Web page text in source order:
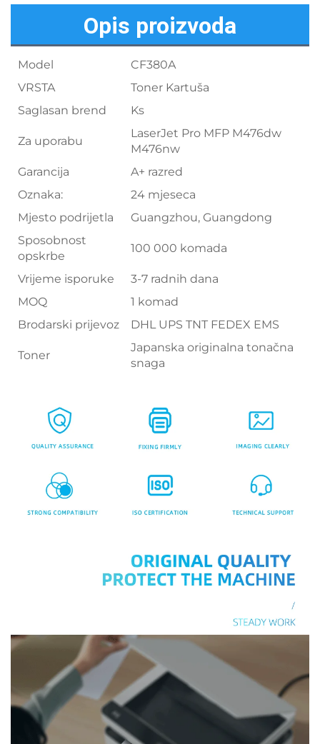
Opis proizvoda
Model
CF380A
VRSTA
Toner Kartuša
Saglasan brend
Ks
Za uporabu
LaserJet Pro MFP M476dw
M476nw
Garancija
A+ razred
Oznaka:
24 mjeseca
Mjesto podrijetla
Guangzhou, Guangdong
Sposobnost
opskrbe
100 000 komada
Vrijeme isporuke
3-7 radnih dana
MOQ
1 komad
Brodarski prijevoz
DHL UPS TNT FEDEX EMS
Toner
Japanska originalna tonačna
snaga